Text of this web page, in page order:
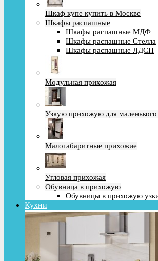
Шкаф купе купить в Москве
Шкафы распашные
Шкафы распашные МДФ
Шкафы распашные Стелла
Шкафы распашные ЛДСП
Модульная прихожая
Узкую прихожую для маленького
Малогабаритные прихожие
Угловая прихожая
Обувница в прихожую
Обувницы в прихожую
Кухни